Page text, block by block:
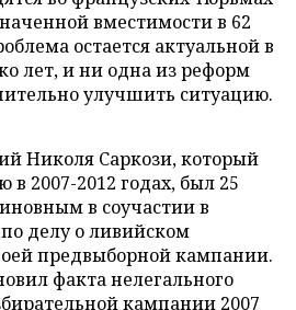
вместимости в 62
остается актуальной в
лет, и ни одна из реформ
улучшить ситуацию.
Николя Саркози, который
2007-2012 годах, был 25
в соучастии в
делу о ливийском
предвыборной кампании.
факта нелегального
кампании 2007